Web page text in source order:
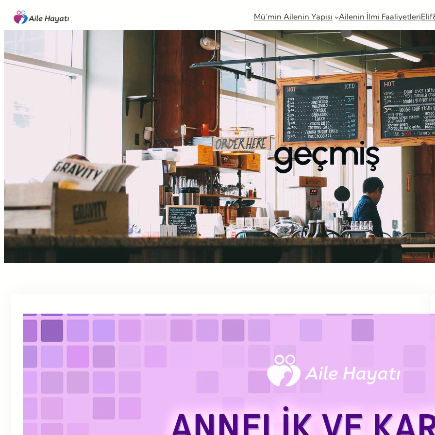
İçeriğe
geç
Mü’min Ailenin Yapısı Ailenin İlmi Faaliyetleri
geçmiş